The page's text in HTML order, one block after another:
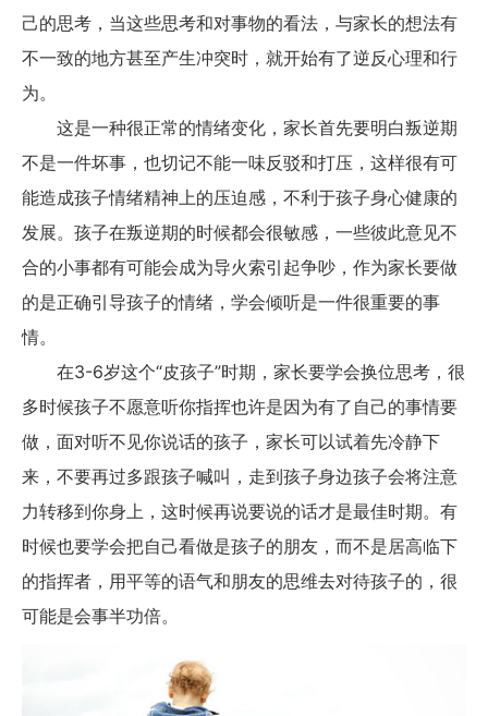
己的思考，当这些思考和对事物的看法，与家长的想法有
不一致的地方甚至产生冲突时，就开始有了逆反心理和行
为。
这是一种很正常的情绪变化，家长首先要明白叛逆期
不是一件坏事，也切记不能一味反驳和打压，这样很有可
能造成孩子情绪精神上的压迫感，不利于孩子身心健康的
发展。孩子在叛逆期的时候都会很敏感，一些彼此意见不
合的小事都有可能会成为导火索引起争吵，作为家长要做
的是正确引导孩子的情绪，学会倾听是一件很重要的事
情。
在3-6岁这个“皮孩子”时期，家长要学会换位思考，很
多时候孩子不愿意听你指挥也许是因为有了自己的事情要
做，面对听不见你说话的孩子，家长可以试着先冷静下
来，不要再过多跟孩子喊叫，走到孩子身边孩子会将注意
力转移到你身上，这时候再说要说的话才是最佳时期。有
时候也要学会把自己看做是孩子的朋友，而不是居高临下
的指挥者，用平等的语气和朋友的思维去对待孩子的，很
可能是会事半功倍。